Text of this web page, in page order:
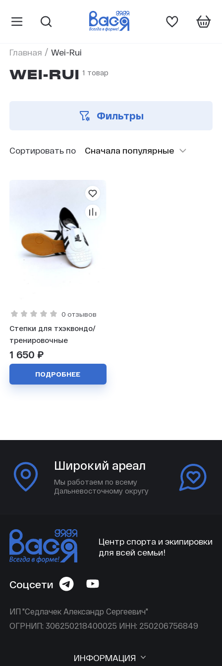
Главная / Wei-Rui
WEI-RUI 1 товар
Фильтры
Сортировать по Сначала популярные
0 отзывов
Степки для тхэквондо/
тренировочные
1 650 ₽
ПОДРОБНЕЕ
Широкий ареал
Мы работаем по всему
Дальневосточному округу
Центр спорта и экипировки
для всей семьи!
ИП "Седлачек Александр Сергеевич"
ОГРНИП: 306250218400025 ИНН: 250206756849
Соцсети
ИНФОРМАЦИЯ